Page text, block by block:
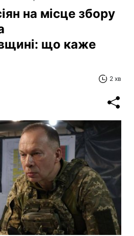
на місце збору
що каже
2 хв